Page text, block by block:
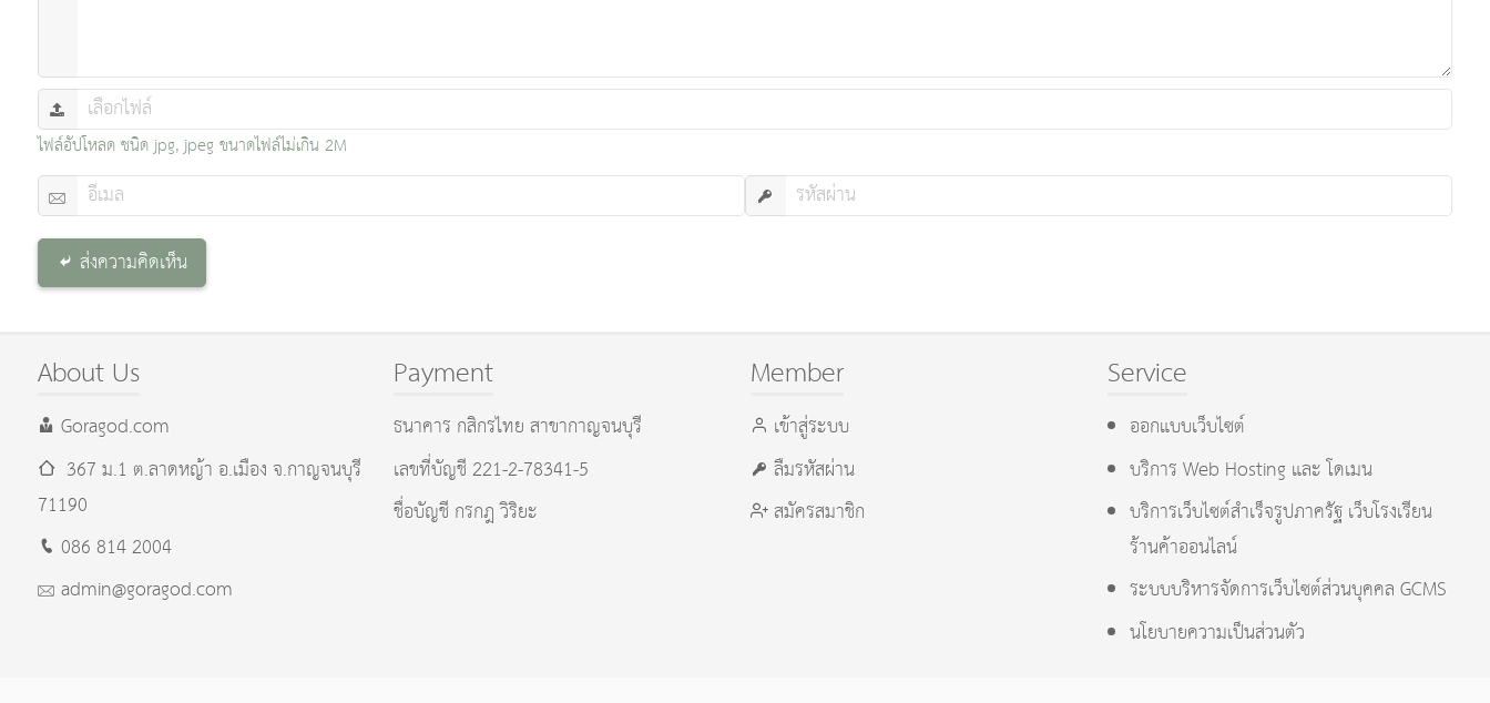
ไฟล์อัปโหลด ชนิด jpg, jpeg ขนาดไฟล์ไม่เกิน 2M
ส่งความคิดเห็น
About Us
Goragod.com
367 ม.1 ต.ลาดหญ้า อ.เมืองจ.กาญจนบุรี
71190
086 814 2004
admin@goragod.com
Payment
ธนาคาร กสิกรไทย สาขากาญจนบุรี
เลขที่บัญชี 221-2-78341-5
ชื่อบัญชี กรกฎ วิริยะ
Member
เข้าสู่ระบบ
ลืมรหัสผ่าน
สมัครสมาชิก
Service
ออกแบบเว็บไซต์
บริการ Web Hosting และ โดเมน
บริการเว็บไซต์สำเร็จรูปภาครัฐ เว็บโรงเรียน
ร้านค้าออนไลน์
ระบบบริหารจัดการเว็บไซต์ส่วนบุคคล GCMS
นโยบายความเป็นส่วนตัว